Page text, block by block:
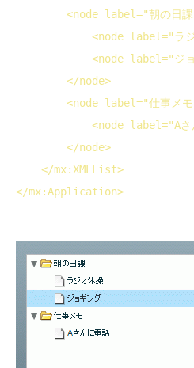
<node label="朝の日
<node label="ラ
<node label="ジ
</node>
<node label="仕事メ
<node label="A
</node>
</mx:XMLList>
</mx:Application>